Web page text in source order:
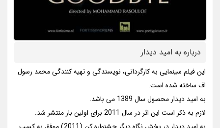
درباره به امید دیدار
این فیلم سینمایی به کارگردانی، نویسندگی و تهیه کنندگی محمد رسول
اف ساخته شده است.
به امید دیدار محصول سال 1389 می باشد.
لازم به ذکر است این اثر در سال 2011 برای اولین بار منتشر شد.